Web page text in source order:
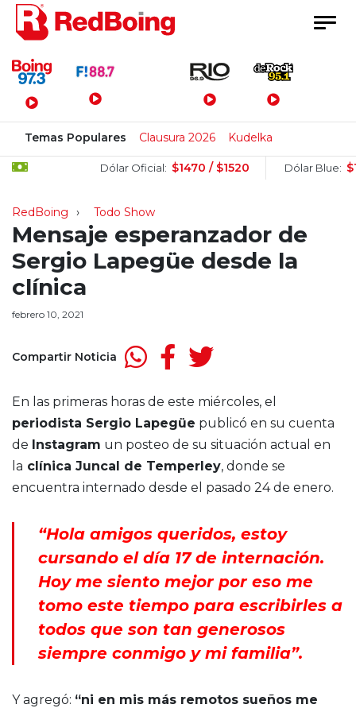
Menú Principal
Temas Populares Clausura 2026 Kudelka
Dólar Oficial: $1470 / $1520 Dólar Blue:
RedBoing Todo Show
Mensaje esperanzador de
Sergio Lapegüe desde la
clínica
febrero 10, 2021
Compartir Noticia
En las primeras horas de este miércoles, el
periodista Sergio Lapegüe publicó en su cuenta
de Instagram un posteo de su situación actual en
la clínica Juncal de Temperley, donde se
encuentra internado desde el pasado 24 de enero.
“Hola amigos queridos, estoy
cursando el día 17 de internación.
Hoy me siento mejor por eso me
tomo este tiempo para escribirles a
todos que son tan generosos
siempre conmigo y mi familia”.
Y agregó: “ni en mis más remotos sueños me